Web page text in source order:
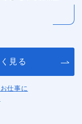
見る
仕事に